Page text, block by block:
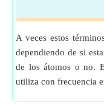
A veces estos
dependiendo de si
de los átomos o no.
utiliza con frecuencia